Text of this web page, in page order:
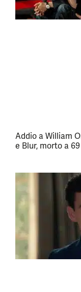
Addio a William
e Blur, morto a